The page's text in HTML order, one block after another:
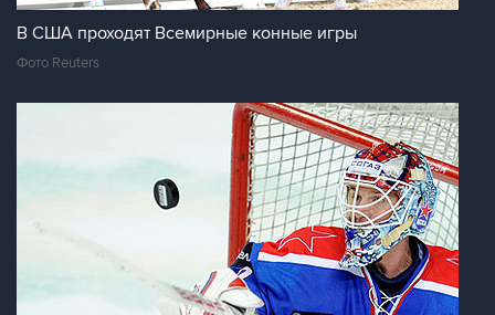
В США проходят Всемирные конные игры
Фото Reuters